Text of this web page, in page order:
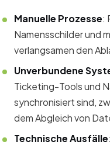
Manuelle Prozesse:
Namensschilder und
verlangsamen den
Unverbundene
Ticketing-Tools und
synchronisiert sind,
dem Abgleich von
Technische Ausfälle